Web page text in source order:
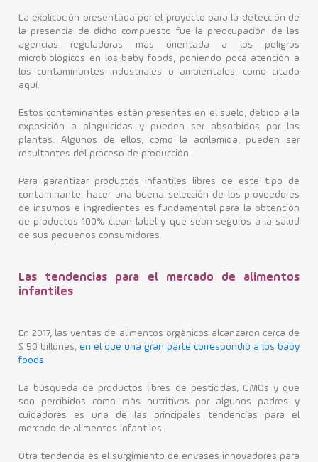
La explicación presentada por el proyecto para la detección de
la presencia de dicho compuesto fue la preocupación de las
agencias reguladoras más orientada a los peligros
microbiológicos en los baby foods, poniendo poca atención a
los contaminantes industriales o ambientales, como citado
aquí.
Estos contaminantes están presentes en el suelo, debido a la
exposición a plaguicidas y pueden ser absorbidos por las
plantas. Algunos de ellos, como la acrilamida, pueden ser
resultantes del proceso de producción.
Para garantizar productos infantiles libres de este tipo de
contaminante, hacer una buena selección de los proveedores
de insumos e ingredientes es fundamental para la obtención
de productos 100% clean label y que sean seguros a la salud
de sus pequeños consumidores.
Las tendencias para el mercado de alimentos
infantiles
En 2017, las ventas de alimentos orgánicos alcanzaron cerca de
$ 50 billones, en el que una gran parte correspondió a los baby
foods.
La búsqueda de productos libres de pesticidas, GMOs y que
son percibidos como más nutritivos por algunos padres y
cuidadores es una de las principales tendencias para el
mercado de alimentos infantiles.
Otra tendencia es el surgimiento de envases innovadores para